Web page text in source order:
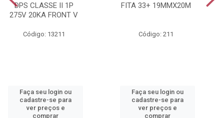
DPS CLASSE II 1P
275V 20KA FRONT V
Código: 13211
Faça seu login ou
cadastre-se para
ver preços e
comprar
FITA 33+ 19MMX20M
Código: 211
Faça seu login ou
cadastre-se para
ver preços e
comprar